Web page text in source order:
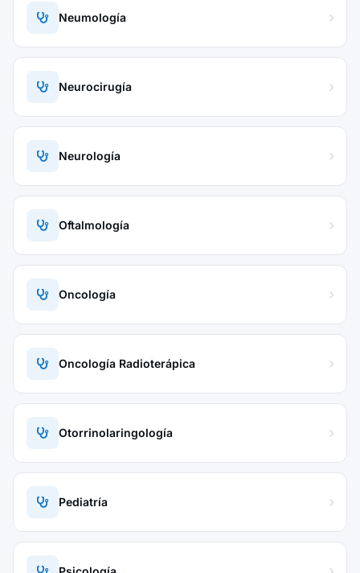
Neumología
Neurocirugía
Neurología
Oftalmología
Oncología
Oncología Radioterápica
Otorrinolaringología
Pediatría